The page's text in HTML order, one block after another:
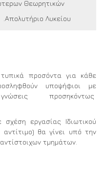
Θεωρητικών
Λυκείου
προσόντα για κάθε
υποψήφιοι με
προσηκόντως
εργασίας Ιδιωτικού
θα γίνει υπό την
τμημάτων.